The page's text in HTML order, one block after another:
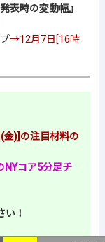
表時の変動幅』
→12月7日[16時
)]の注目材料の
NYコア5分足チ
！